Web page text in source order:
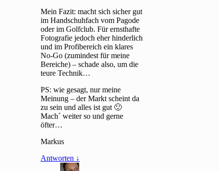
Mein Fazit: macht sich sicher gut
im Handschuhfach vom Pagode
oder im Golfclub. Für ernsthafte
Fotografie jedoch eher hinderlich
und im Profibereich ein klares
No-Go (zumindest für meine
Bereiche) – schade also, um die
teure Technik…
PS: wie gesagt, nur meine
Meinung – der Markt scheint da
zu sein und alles ist gut 🙂
Mach´ weiter so und gerne
öfter…
Markus
Antworten ↓